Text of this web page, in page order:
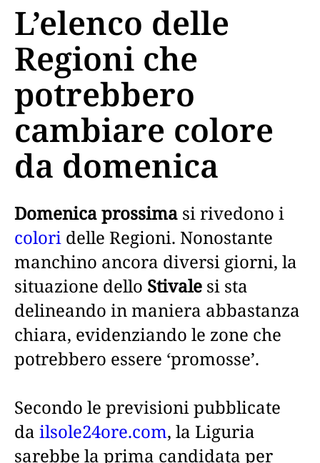
L’elenco delle
Regioni che
potrebbero
cambiare colore
da domenica
Domenica prossima si rivedono i
colori delle Regioni. Nonostante
manchino ancora diversi giorni, la
situazione dello Stivale si sta
delineando in maniera abbastanza
chiara, evidenziando le zone che
potrebbero essere ‘promosse’.
Secondo le previsioni pubblicate
da ilsole24ore.com, la Liguria
sarebbe la prima candidata per